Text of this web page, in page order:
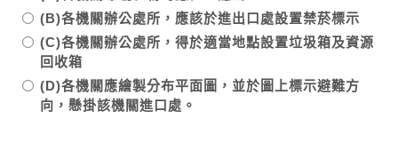
(B)各機關辦公處所，應該於進出口處設置禁菸標示
(C)各機關辦公處所，得於適當地點設置垃圾箱及資源
回收箱
(D)各機關應繪製分布平面圖，並於圖上標示避難方
向，懸掛該機關進口處。